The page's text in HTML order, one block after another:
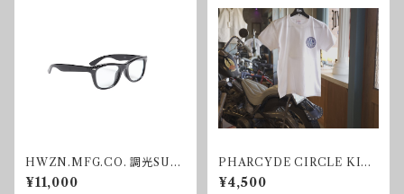
HWZN.MFG.CO. 調光SUN
GLASS
¥11,000
PHARCYDE CIRCLE KIDS
T-shirt
¥4,500